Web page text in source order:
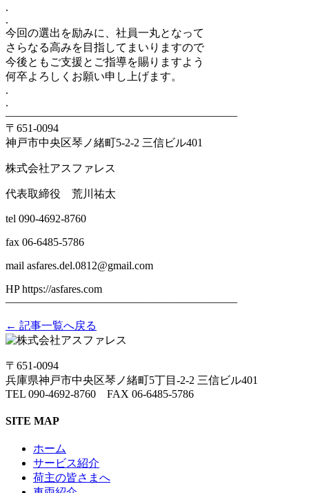
.
.
今回の選出を励みに、社員一丸となって
さらなる高みを目指してまいりますので
今後ともご支援とご指導を賜りますよう
何卒よろしくお願い申し上げます。
.
.
——————————–——————————–
〒651-0094
神戸市中央区琴ノ緒町5-2-2 三信ビル401
株式会社アスファレス
代表取締役 荒川祐太
tel 090-4692-8760
fax 06-6485-5786
mail asfares.del.0812@gmail.com
HP https://asfares.com
——————————–——————————–
← 記事一覧へ戻る
〒651-0094
兵庫県神戸市中央区琴ノ緒町5丁目-2-2 三信ビル401
TEL 090-4692-8760 FAX 06-6485-5786
SITE MAP
ホーム
サービス紹介
荷主の皆さまへ